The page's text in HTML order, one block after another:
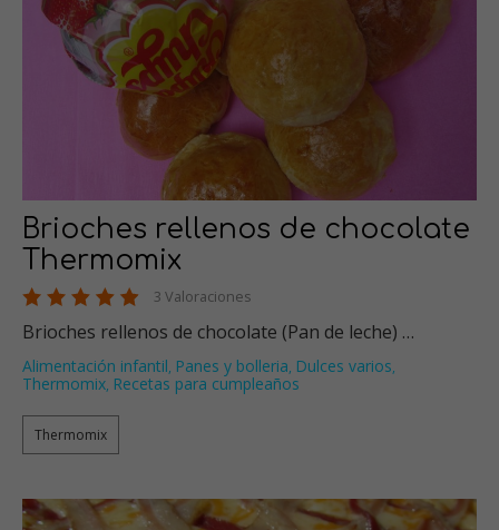
Brioches rellenos de chocolate
Thermomix
3 Valoraciones
Brioches rellenos de chocolate (Pan de leche) …
Alimentación infantil, Panes y bolleria, Dulces varios,
Thermomix, Recetas para cumpleaños
Thermomix